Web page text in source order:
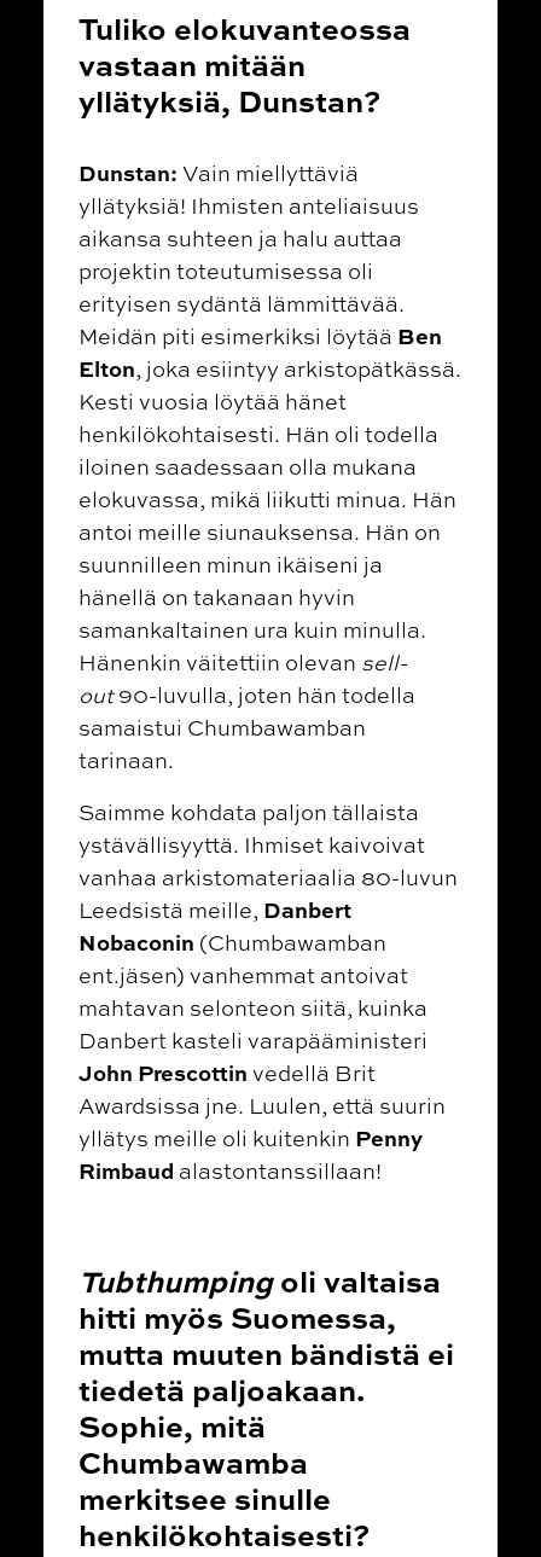
Tuliko elokuvanteossa
vastaan mitään
yllätyksiä, Dunstan?
Dunstan: Vain miellyttäviä
yllätyksiä! Ihmisten anteliaisuus
aikansa suhteen ja halu auttaa
projektin toteutumisessa oli
erityisen sydäntä lämmittävää.
Meidän piti esimerkiksi löytää Ben
Elton, joka esiintyy arkistopätkässä.
Kesti vuosia löytää hänet
henkilökohtaisesti. Hän oli todella
iloinen saadessaan olla mukana
elokuvassa, mikä liikutti minua. Hän
antoi meille siunauksensa. Hän on
suunnilleen minun ikäiseni ja
hänellä on takanaan hyvin
samankaltainen ura kuin minulla.
Hänenkin väitettiin olevan sell-
out90-luvulla, joten hän todella
samaistui Chumbawamban
tarinaan.
Saimme kohdata paljon tällaista
ystävällisyyttä. Ihmiset kaivoivat
vanhaa arkistomateriaalia 80-luvun
Leedsistä meille, Danbert
Nobaconin (Chumbawamban
ent.jäsen) vanhemmat antoivat
mahtavan selonteon siitä, kuinka ​​
Danbert kasteli varapääministeri
John Prescottin vedellä Brit
Awardsissa jne. Luulen, että suurin
yllätys meille oli kuitenkin Penny
Rimbaud alastontanssillaan!
Tubthumpingoli valtaisa
hitti myös Suomessa,
mutta muuten bändistä ei
tiedetä paljoakaan.
Sophie, mitä
Chumbawamba
merkitsee sinulle
henkilökohtaisesti?